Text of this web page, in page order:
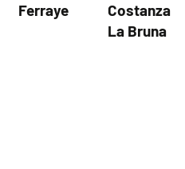
Ferraye
Costanza
La Bruna